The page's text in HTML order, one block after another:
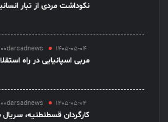
نکوداشت مردی از تبار
1405-05-04
مربی اسپانیایی در راه
1405-05-04
کارگردان قسطنطنیه،